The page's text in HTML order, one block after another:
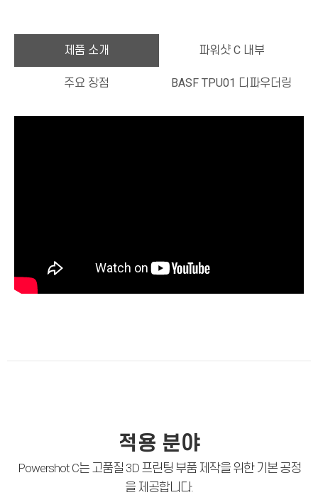
제품 소개 파워샷 C 내부
주요 장점 BASF TPU01 디파우더링
적용 분야
Powershot C는 고품질 3D 프린팅 부품 제작을 위한 기본 공정
을 제공합니다.